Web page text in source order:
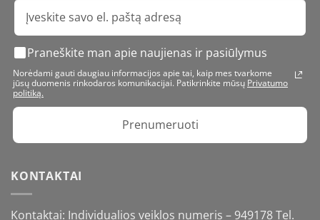
Praneškite man apie naujienas ir pasiūlymus
Norėdami gauti daugiau informacijos apie tai, kaip mes tvarkome
jūsų duomenis rinkodaros komunikacijai. Patikrinkite mūsų Privatumo
politiką.
Prenumeruoti
KONTAKTAI
Kontaktai: Individualios veiklos numeris – 949178 Tel.